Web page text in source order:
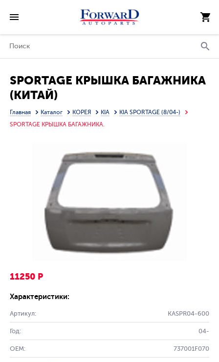
SPORTAGE КРЫШКА БАГАЖНИКА
(КИТАЙ)
Главная Каталог КОРЕЯ KIA
KIA SPORTAGE (8/04-)
SPORTAGE КРЫШКА БАГАЖНИКА.
11250 Р
Характеристики:
Артикул: KASPR04-600
Год: 04-
OEM: 737001F070